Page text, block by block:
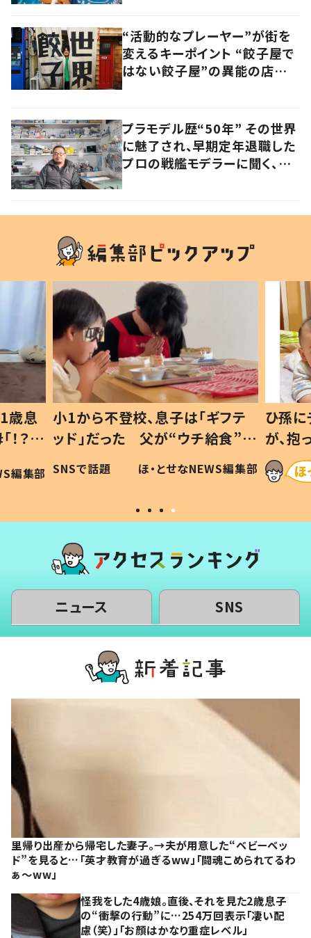
“活動的なプレーヤー”が街を
変えるキーポイント “餃子屋で
はない餃子屋”の異能の店主
プラモデル歴“50年” その世界
に魅了され、早期定年退職した
プロの戦艦モデラーに聞く、充
フテ
食”を
編集部
ひ孫にデレデレな80歳じいじ
が、抱っこすると…ひ孫の反応に
「涙が出ました」「可愛くて仕方な
い」
ほ・とせなNEWS編集部
ニュース SNS
里帰り出産から帰宅した妻子。→夫が用意した“ベビーベッ
ド”を見ると…「英才教育が過ぎるww」「闘魂こめられてるわ
ぁ～ww」
怪我をした4歳娘。直後、それを見た2歳息子
の“衝撃の行動”に…254万回表示「凄い配
慮（笑）」「お顔はかなり重症レベル」